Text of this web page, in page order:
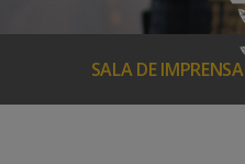
SALA DE IMPRENSA